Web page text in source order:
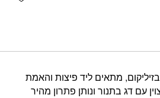
מתאים ליד פיצות והאמת
עם דג בתנור ונותן פתרון מהיר